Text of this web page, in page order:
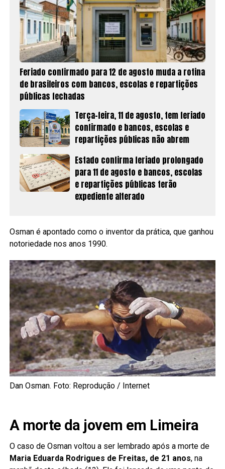
Feriado confirmado para 12 de agosto muda a rotina
de brasileiros com bancos, escolas e repartições
públicas fechadas
Terça-feira, 11 de agosto, tem feriado
confirmado e bancos, escolas e
repartições públicas não abrem
Estado confirma feriado prolongado
para 11 de agosto e bancos, escolas
e repartições públicas terão
expediente alterado
Osman é apontado como o inventor da prática, que ganhou
notoriedade nos anos 1990.
Dan Osman. Foto: Reprodução / Internet
A morte da jovem em Limeira
O caso de Osman voltou a ser lembrado após a morte de
Maria Eduarda Rodrigues de Freitas, de 21 anos, na